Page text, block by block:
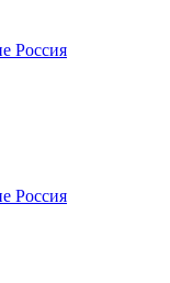
Россия
Россия